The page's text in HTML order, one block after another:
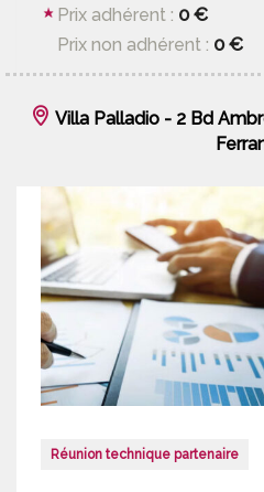
Prix adhérent : 0 €
Prix non adhérent : 0 €
Villa Palladio - 2 Bd
Réunion technique partenaire